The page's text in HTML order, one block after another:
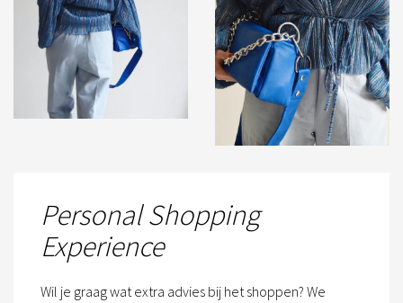
Personal Shopping
Experience
Wil je graag wat extra advies bij het shoppen? We